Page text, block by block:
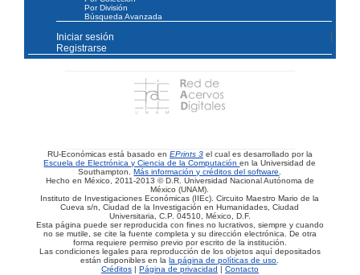
Por División
Búsqueda Avanzada
Iniciar sesión
Registrarse
RU-Económicas está basado en EPrints 3 el cual es desarrollado por la
Escuela de Electrónica y Ciencia de la Computaciónen la Universidad de
Southampton.Más información y créditos del software.
Hecho en México, 2011-2013 © D.R. Universidad Nacional Autónoma de
México (UNAM).
Instituto de Investigaciones Económicas (IIEc). Circuito Maestro Mario de la
Cueva s/n, Ciudad de la Investigación en Humanidades, Ciudad
Universitaria, C.P. 04510, México, D.F.
Esta página puede ser reproducida con fines no lucrativos, siempre y cuando
no se mutile, se cite la fuente completa y su dirección electrónica. De otra
forma requiere permiso previo por escrito de la institución.
Las condiciones legales para reproducción de los objetos aquí depositados
están disponibles en lala página de políticas de uso.
Créditos| Página de privacidad | Contacto